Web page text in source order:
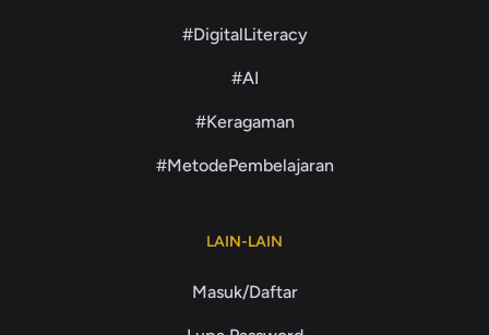
#DigitalLiteracy
#AI
#Keragaman
#MetodePembelajaran
LAIN-LAIN
Masuk/Daftar